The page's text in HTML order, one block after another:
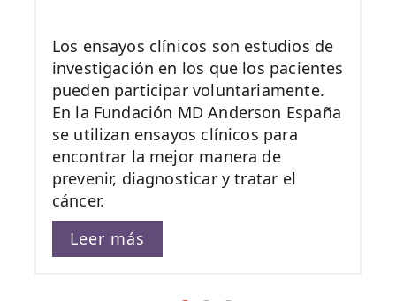
Los ensayos clínicos son estudios de
investigación en los que los pacientes
pueden participar voluntariamente.
En la Fundación MD Anderson España
se utilizan ensayos clínicos para
encontrar la mejor manera de
prevenir, diagnosticar y tratar el
cáncer.
Leer más